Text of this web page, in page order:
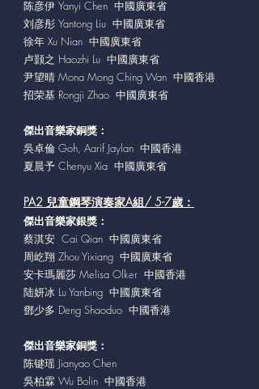
陈彦伊 Yanyi Chen 中國廣東省
刘彦彤 Yantong Liu 中國廣東省
徐年 Xu Nian 中國廣東省
卢颢之 Haozhi Lu 中國廣東省
尹望晴 Mona Mong Ching Wan 中國香港
招荣基 Rongji Zhao 中國廣東省
傑出音樂家銅獎：
吳卓倫 Goh, Aarif Jaylan 中國香港
夏晨予 Chenyu Xia 中國廣東省
PA2 兒童鋼琴演奏家A組/ 5-7歲：
傑出音樂家銀獎：
蔡淇安 Cai Qian 中國廣東省
周屹翔 Zhou Yixiang 中國廣東省
安卡瑪麗莎 Melisa Olker 中國香港
陆妍冰 Lu Yanbing 中國廣東省
鄧少多 Deng Shaoduo 中國香港
傑出音樂家銅獎：
陈键瑶 Jianyao Chen
吳柏霖 Wu Bolin 中國香港